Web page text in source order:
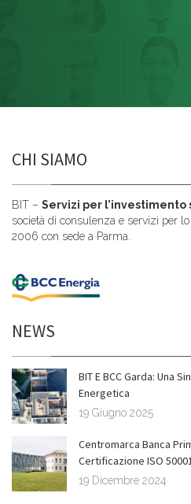
CHI SIAMO
BIT – Servizi per
società di consulenza e servizi per
2006 con sede a Parma.
NEWS
BIT E BCC Garda: Una
Energetica
19 Giugno 2025
Centromarca Banca
Certificazione ISO
19 Dicembre 2024